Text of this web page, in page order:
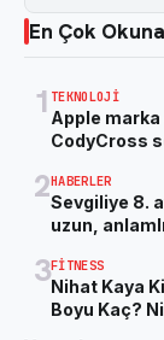
En Çok
1 TEKNOLOJI
Apple marka
CodyCross
2HABERLER
Sevgiliye 8.
uzun,
3FITNESS
Nihat Kaya
Boyu Kaç?